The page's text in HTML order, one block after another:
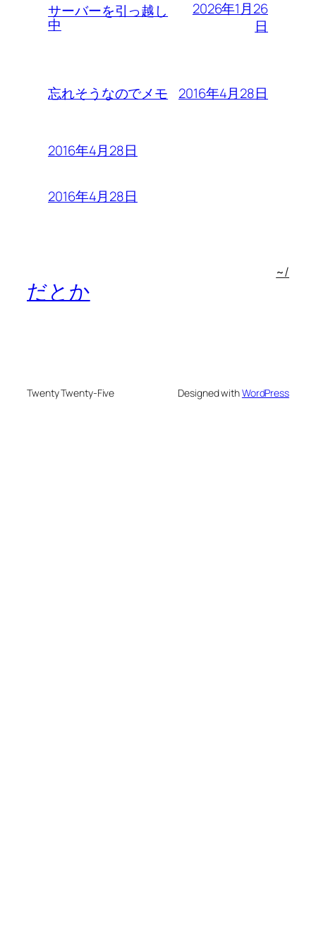
サーバーを引っ越し
中
2026年1月26
日
忘れそうなのでメモ 2016年4月28日
2016年4月28日
2016年4月28日
だとか
~/
Twenty Twenty-Five Designed withWordPress